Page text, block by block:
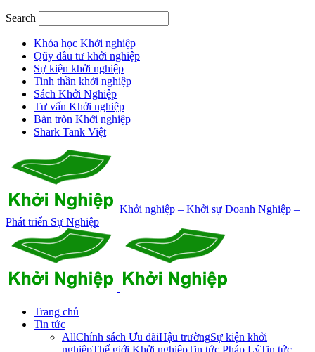
Search
Khóa học Khởi nghiệp
Qũy đầu tư khởi nghiệp
Sự kiện khởi nghiệp
Tinh thần khởi nghiệp
Sách Khởi Nghiệp
Tư vấn Khởi nghiệp
Bàn tròn Khởi nghiệp
Shark Tank Việt
Khởi nghiệp – Khởi sự Doanh Nghiệp –
Phát triển Sự Nghiệp
Trang chủ
Tin tức
AllChính sách Ưu đãiHậu trườngSự kiện khởi
nghiệpThế giới Khởi nghiệpTin tức Pháp LýTin tức